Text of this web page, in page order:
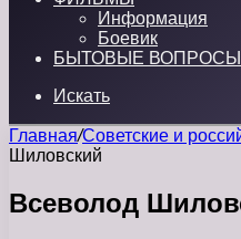
Информация
Боевик
БЫТОВЫЕ ВОПРОСЫ
Искать
Главная/Советские и
Шиловский
Всеволод